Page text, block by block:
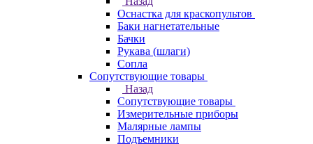
Оснастка для краскопультов
Баки нагнетательные
Бачки
Рукава (шлаги)
Сопла
Сопутствующие товары
Назад
Сопутствующие товары
Измерительные приборы
Малярные лампы
Подъемники